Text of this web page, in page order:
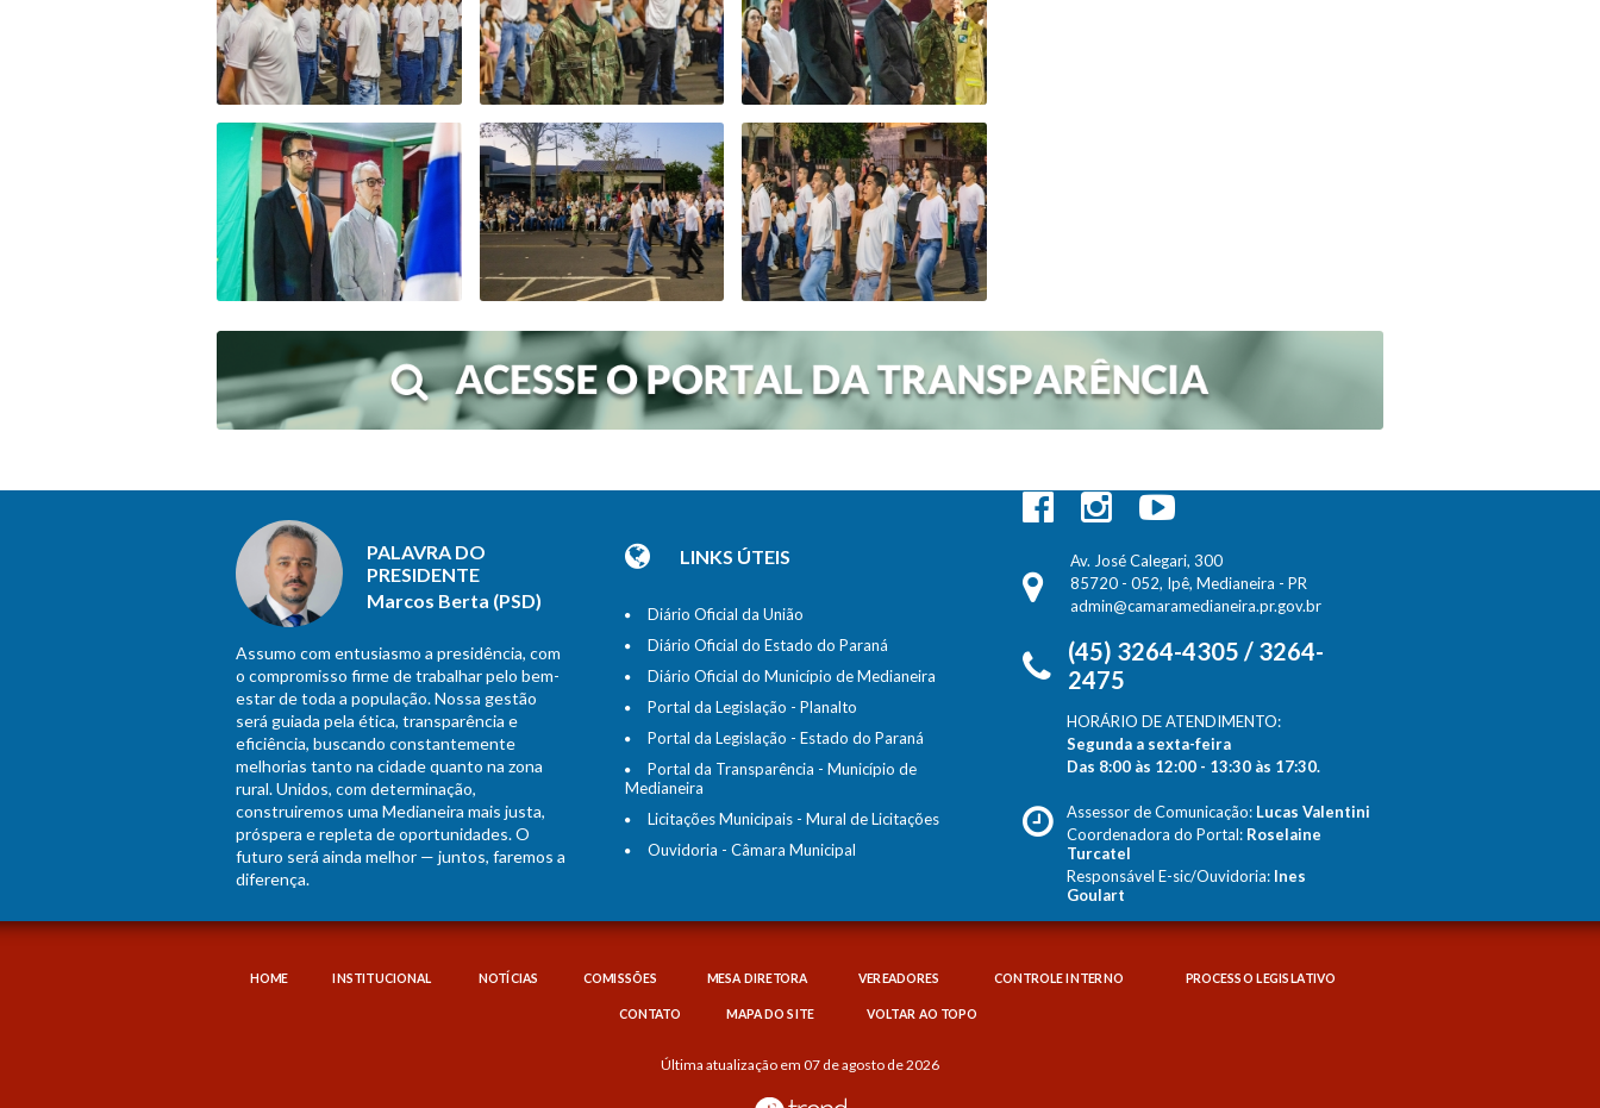
PALAVRA DO
PRESIDENTE
Marcos Berta (PSD)
Assumo com entusiasmo a presidência, com
o compromisso firme de trabalhar pelo bem-
estar de toda a população. Nossa gestão
será guiada pela ética, transparência e
eficiência, buscando constantemente
melhorias tanto na cidade quanto na zona
rural. Unidos, com determinação,
construiremos uma Medianeira mais justa,
próspera e repleta de oportunidades. O
futuro será ainda melhor — juntos, faremos a
diferença.
LINKS ÚTEIS
Diário Oficial da União
Diário Oficial do Estado do Paraná
Diário Oficial do Município de Medianeira
Portal da Legislação - Planalto
Portal da Legislação - Estado do Paraná
Portal da Transparência - Município de
Medianeira
Licitações Municipais - Mural de Licitações
Ouvidoria - Câmara Municipal
Av. José Calegari, 300
85720 - 052, Ipê, Medianeira - PR
admin@camaramedianeira.pr.gov.br
(45) 3264-4305 / 3264-
2475
HORÁRIO DE ATENDIMENTO:
Segunda a sexta-feira
Das 8:00 às 12:00 - 13:30 às 17:30.
Assessor de Comunicação: Lucas Valentini
Coordenadora do Portal: Roselaine
Turcatel
Responsável E-sic/Ouvidoria: Ines
Goulart
HOME INSTITUCIONAL NOTÍCIAS COMISSÕES MESA DIRETORA VEREADORES CONTROLE INTERNO PROCESSO LEGISLATIVO
CONTATO MAPA DO SITE VOLTAR AO TOPO
Última atualização em 07 de agosto de 2026